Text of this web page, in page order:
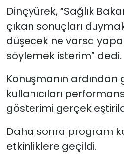
Dinçyürek, “Sağlık
çıkan sonuçları
düşecek ne varsa
söylemek isterim” dedi.
Konuşmanın
kullanıcıları
gösterimi
Daha sonra program
etkinliklere geçildi.